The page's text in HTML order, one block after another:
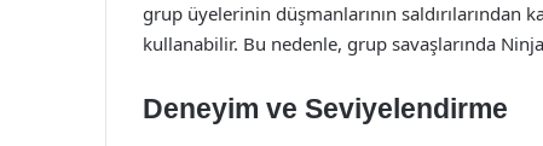
grup üyelerinin düşmanlarının saldırılarından
kullanabilir. Bu nedenle, grup savaşlarında
Deneyim ve Seviyelendirme